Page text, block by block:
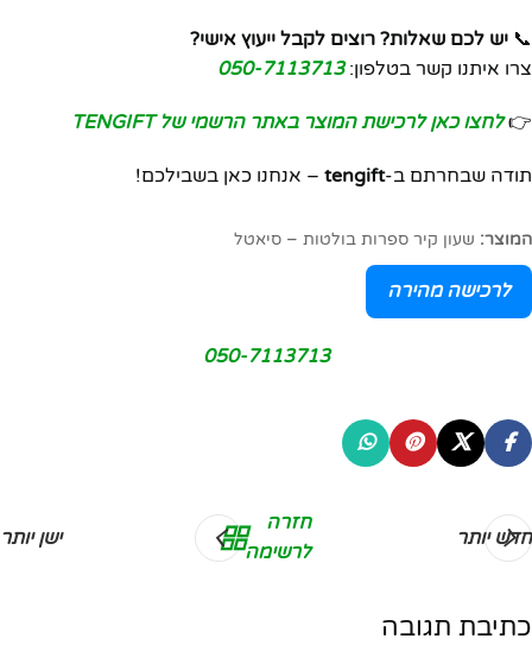
📞 יש לכם שאלות? רוצים לקבל ייעוץ אישי?
צרו איתנו קשר בטלפון:050-7113713
👉לחצו כאן לרכישת המוצר באתר הרשמי של TENGIFT
תודה שבחרתם ב-tengift – אנחנו כאן בשבילכם!
המוצר: שעון קיר ספרות בולטות – סיאטל
לרכישה מהירה
050-7113713
חדש יותר
חזרה
לרשימה
ישן יותר
כתיבת תגובה